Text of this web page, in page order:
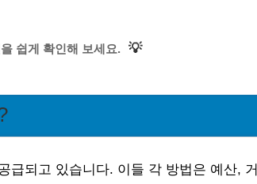
쉽게 확인해 보세요. 💡
급되고 있습니다. 이들 각 방법은 예산, 거